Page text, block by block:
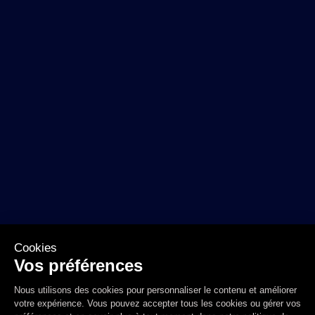
Cookies
Vos préférences
Nous utilisons des cookies pour personnaliser le contenu et améliorer
votre expérience. Vous pouvez accepter tous les cookies ou gérer vos